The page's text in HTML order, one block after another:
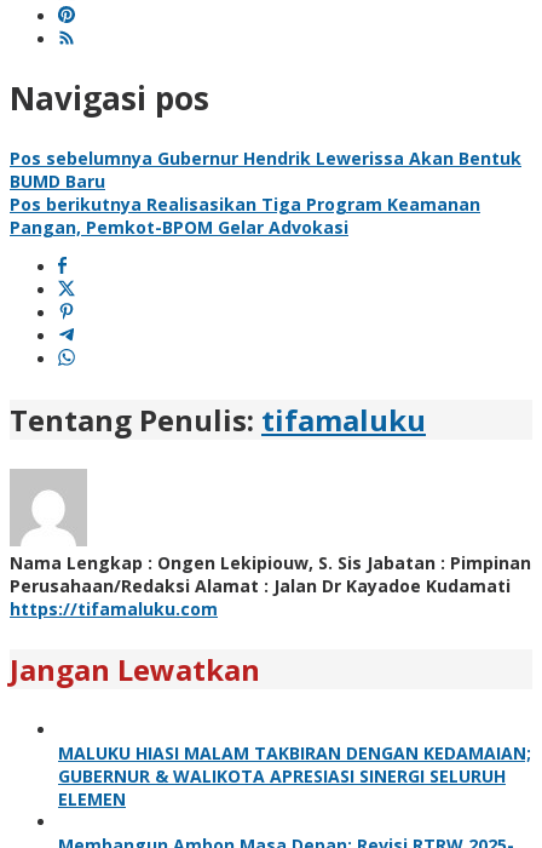
Navigasi pos
Pos sebelumnya Gubernur Hendrik Lewerissa Akan Bentuk
BUMD Baru
Pos berikutnya Realisasikan Tiga Program Keamanan
Pangan, Pemkot-BPOM Gelar Advokasi
Tentang Penulis: tifamaluku
Nama Lengkap : Ongen Lekipiouw, S. Sis Jabatan : Pimpinan
Perusahaan/Redaksi Alamat : Jalan Dr Kayadoe Kudamati
https://tifamaluku.com
Jangan Lewatkan
MALUKU HIASI MALAM TAKBIRAN DENGAN KEDAMAIAN;
GUBERNUR & WALIKOTA APRESIASI SINERGI SELURUH
ELEMEN